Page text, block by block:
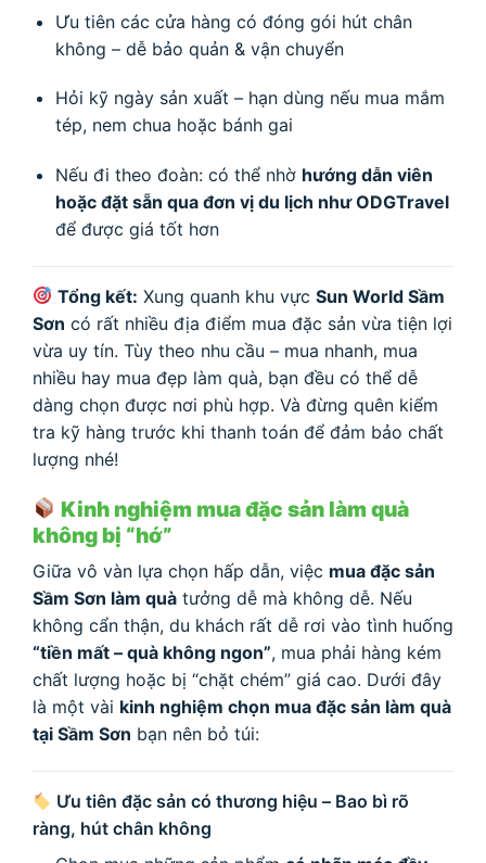
Ưu tiên các cửa hàng có đóng gói hút chân
không – dễ bảo quản & vận chuyển
Hỏi kỹ ngày sản xuất – hạn dùng nếu mua mắm
tép, nem chua hoặc bánh gai
Nếu đi theo đoàn: có thể nhờ hướng dẫn viên
hoặc đặt sẵn qua đơn vị du lịch như ODGTravel
để được giá tốt hơn
Tổng kết: Xung quanh khu vựcSun World Sầm
Sơn có rất nhiều địa điểm mua đặc sản vừa tiện lợi
vừa uy tín. Tùy theo nhu cầu – mua nhanh, mua
nhiều hay mua đẹp làm quà, bạn đều có thể dễ
dàng chọn được nơi phù hợp. Và đừng quên kiểm
tra kỹ hàng trước khi thanh toán để đảm bảo chất
lượng nhé!
Kinh nghiệm mua đặc sản làm quà
không bị “hớ”
Giữa vô vàn lựa chọn hấp dẫn, việc mua đặc sản
Sầm Sơn làm quà tưởng dễ mà không dễ. Nếu
không cẩn thận, du khách rất dễ rơi vào tình huống
“tiền mất – quà không ngon”, mua phải hàng kém
chất lượng hoặc bị “chặt chém” giá cao. Dưới đây
là một vài kinh nghiệm chọn mua đặc sản làm quà
tại Sầm Sơn bạn nên bỏ túi:
Ưu tiên đặc sản có thương hiệu – Bao bì rõ
ràng, hút chân không